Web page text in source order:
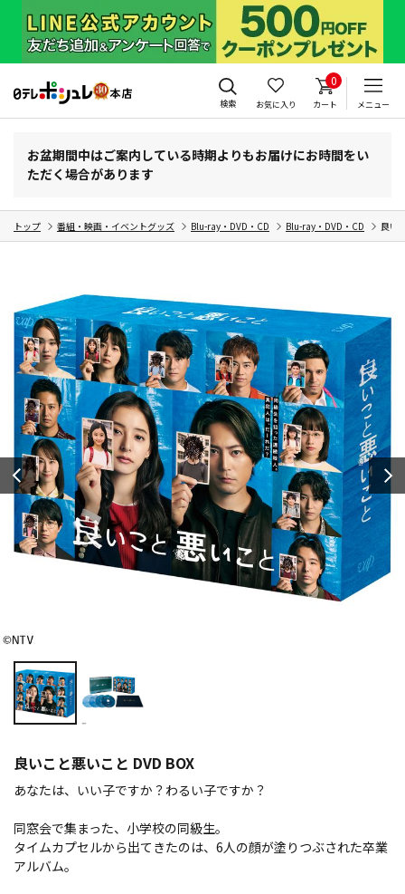
検索 お気に入り
0
カート メニュー
お盆期間中はご案内している時期よりもお届けにお時間をい
ただく場合があります
トップ 番組・映画・イベントグッズ Blu-ray・DVD・CD Blu-ray・DVD・CD 良い
良いこと悪いこと DVD BOX
あなたは、いい子ですか？わるい子ですか？
同窓会で集まった、小学校の同級生。
タイムカプセルから出てきたのは、6人の顔が塗りつぶされた卒業
アルバム。